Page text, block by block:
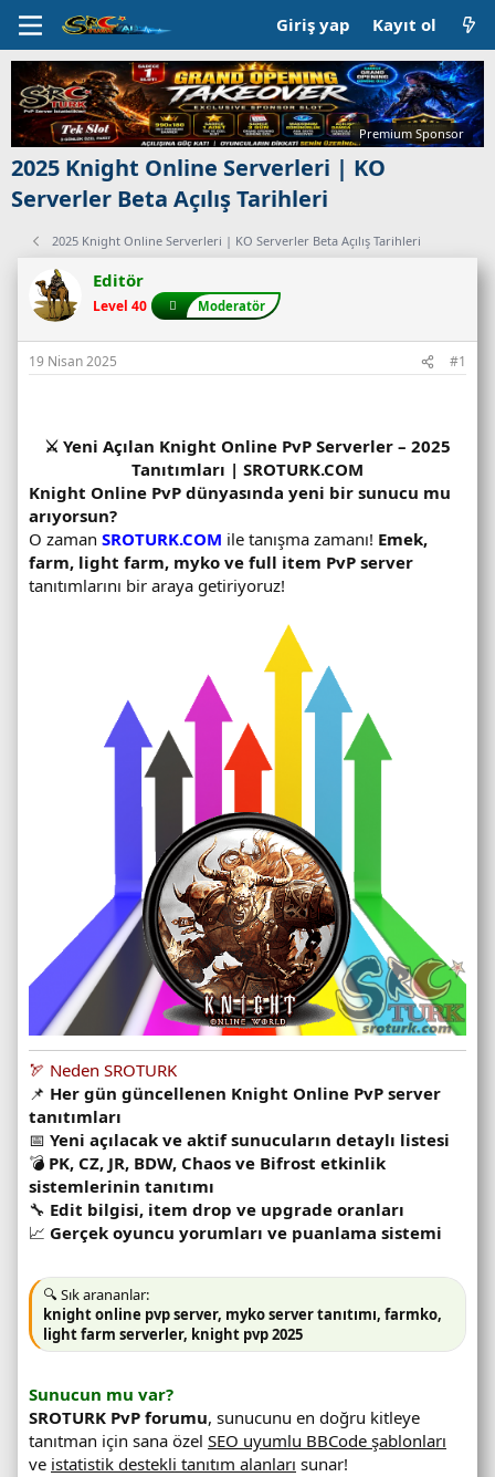
Giriş yap Kayıt ol
Premium Sponsor
2025 Knight Online Serverleri | KO
Serverler Beta Açılış Tarihleri
2025 Knight Online Serverleri | KO Serverler Beta Açılış Tarihleri
Editör
Level 40 Moderatör
19 Nisan 2025 #1
⚔️ Yeni Açılan Knight Online PvP Serverler – 2025
Tanıtımları | SROTURK.COM
Knight Online PvP dünyasında yeni bir sunucu mu
arıyorsun?
O zaman SROTURK.COM ile tanışma zamanı! Emek,
farm, light farm, myko ve full item PvP server
tanıtımlarını bir araya getiriyoruz!
🏹 Neden SROTURK
📌 Her gün güncellenen Knight Online PvP server
tanıtımları
📅 Yeni açılacak ve aktif sunucuların detaylı listesi
💣 PK, CZ, JR, BDW, Chaos ve Bifrost etkinlik
sistemlerinin tanıtımı
🔧 Edit bilgisi, item drop ve upgrade oranları
📈 Gerçek oyuncu yorumları ve puanlama sistemi
🔍 Sık arananlar:
knight online pvp server, myko server tanıtımı, farmko,
light farm serverler, knight pvp 2025
Sunucun mu var?
SROTURK PvP forumu, sunucunu en doğru kitleye
tanıtman için sana özel SEO uyumlu BBCode şablonları
ve istatistik destekli tanıtım alanları sunar!